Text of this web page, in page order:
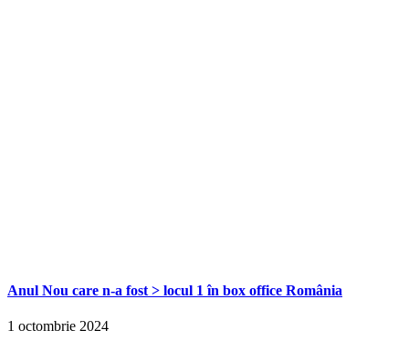
Anul Nou care n-a fost > locul 1 în box office România
1 octombrie 2024